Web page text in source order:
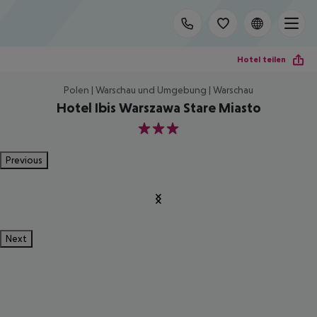
Hotel teilen
Polen | Warschau und Umgebung | Warschau
Hotel Ibis Warszawa Stare Miasto
3
Previous
Next